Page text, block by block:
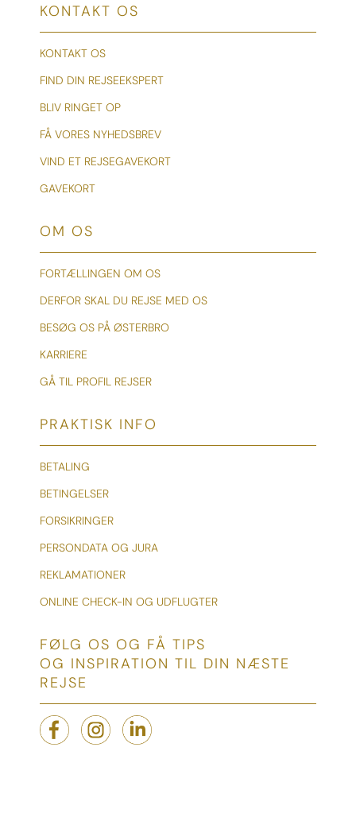
KONTAKT OS
KONTAKT OS
FIND DIN REJSEEKSPERT
BLIV RINGET OP
FÅ VORES NYHEDSBREV
VIND ET REJSEGAVEKORT
GAVEKORT
OM OS
FORTÆLLINGEN OM OS
DERFOR SKAL DU REJSE MED OS
BESØG OS PÅ ØSTERBRO
KARRIERE
GÅ TIL PROFIL REJSER
PRAKTISK INFO
BETALING
BETINGELSER
FORSIKRINGER
PERSONDATA OG JURA
REKLAMATIONER
ONLINE CHECK-IN OG UDFLUGTER
FØLG OS OG FÅ TIPS
OG INSPIRATION TIL DIN NÆSTE
REJSE